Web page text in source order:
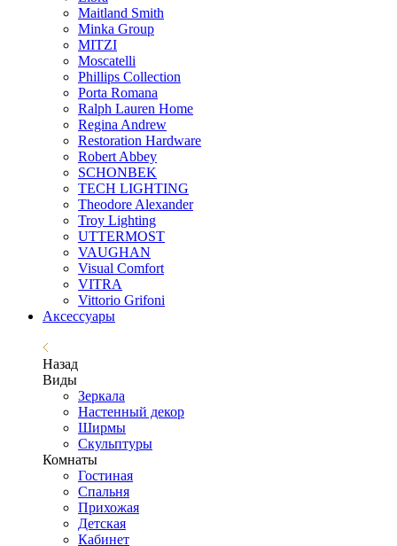
Maitland Smith
Minka Group
MITZI
Moscatelli
Phillips Collection
Porta Romana
Ralph Lauren Home
Regina Andrew
Restoration Hardware
Robert Abbey
SCHONBEK
TECH LIGHTING
Theodore Alexander
Troy Lighting
UTTERMOST
VAUGHAN
Visual Comfort
VITRA
Vittorio Grifoni
Аксессуары
Назад
Виды
Зеркала
Настенный декор
Ширмы
Скульптуры
Комнаты
Гостиная
Спальня
Прихожая
Детская
Кабинет